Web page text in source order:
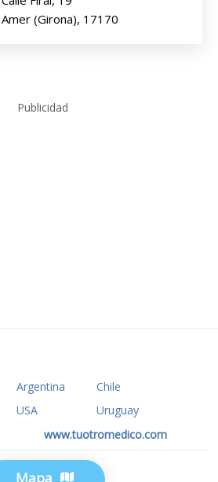
Amer (Girona), 17170
Mapa
Publicidad
Argentina
Chile
USA
Uruguay
www.tuotromedico.com
Privacidad